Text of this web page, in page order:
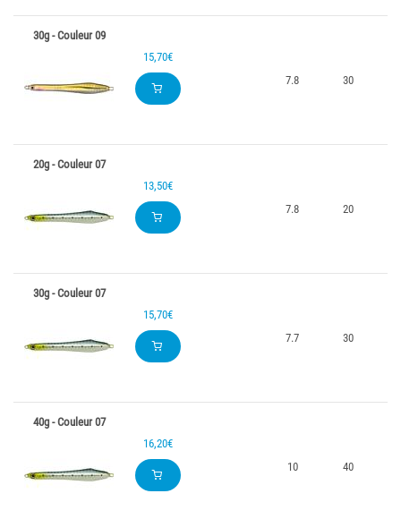
30g - Couleur 09
15,70€
7.8
30
20g - Couleur 07
13,50€
7.8
20
30g - Couleur 07
15,70€
7.7
30
40g - Couleur 07
16,20€
10
40